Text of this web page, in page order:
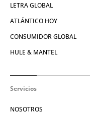
LETRA GLOBAL
ATLÁNTICO HOY
CONSUMIDOR GLOBAL
HULE & MANTEL
Servicios
NOSOTROS